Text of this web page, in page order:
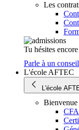
Les
Tu hésites
Parle à un
L'école AFTEC
L'école